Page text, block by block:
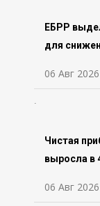
ЕБРР
для
06 Авг 2026
Чистая
выросла в
06 Авг 2026